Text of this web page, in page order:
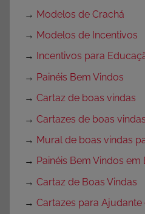
→ Modelos de Crachá
→ Modelos de Incentivos
→
Incentivos para
→ Painéis Bem Vindos
→ Cartaz de boas vindas
→ Cartazes de boas vindas
→ Mural de boas vindas
→ Painéis Bem Vindos em
→ Cartaz de Boas Vindas
→ Cartazes para Ajudante